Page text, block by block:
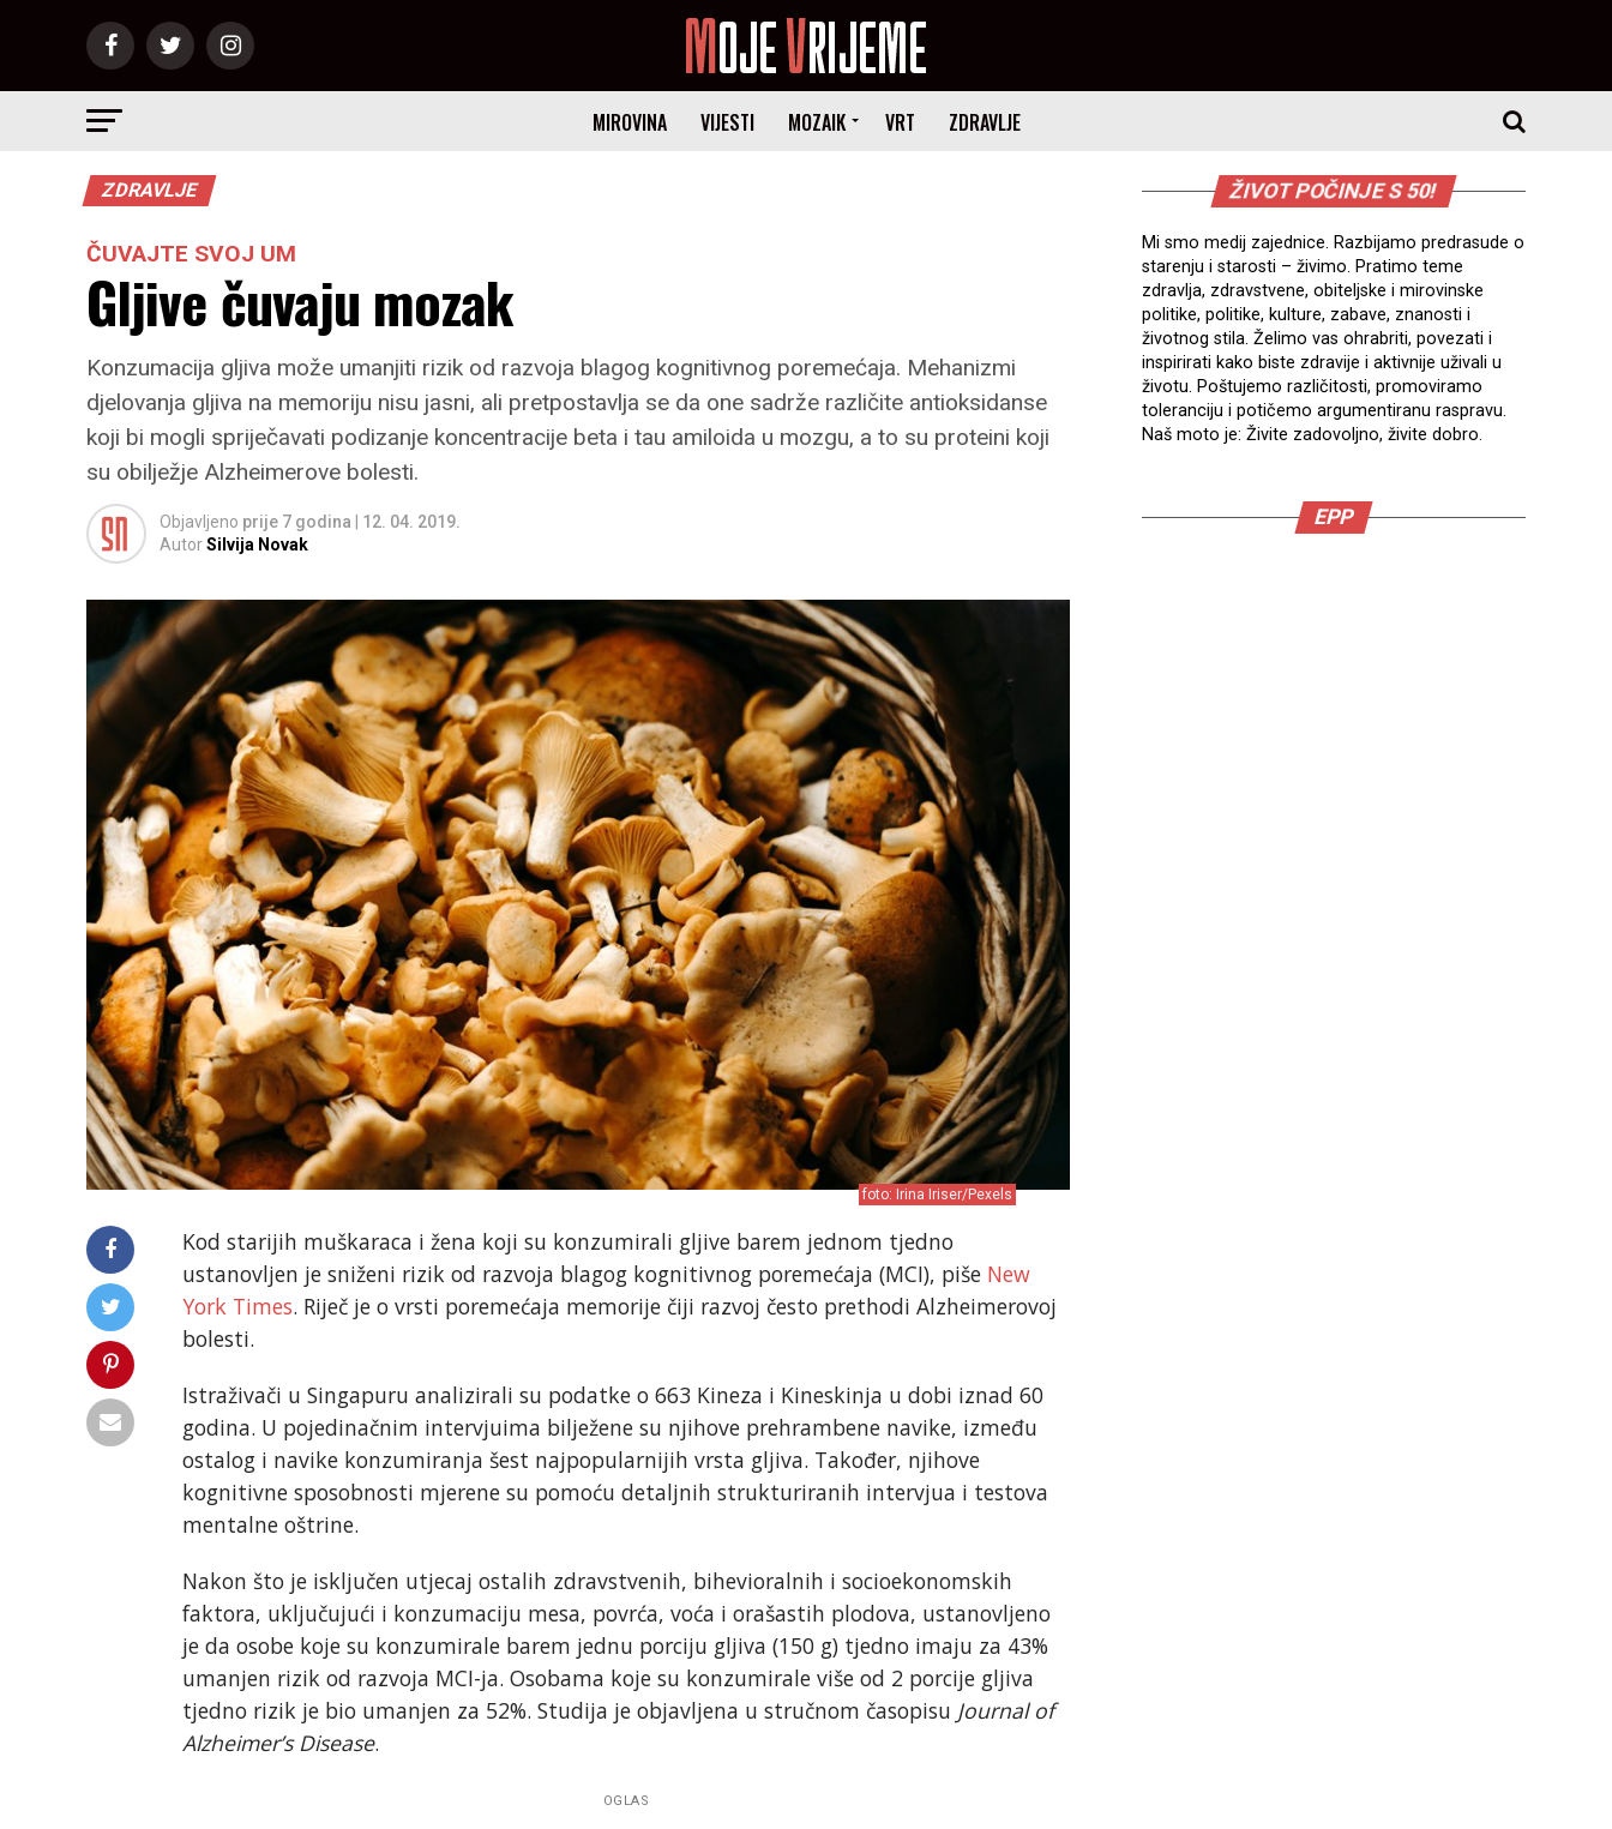
MIROVINA VIJESTI MOZAIK VRT ZDRAVLJE
ZDRAVLJE
ČUVAJTE SVOJ UM
Gljive čuvaju mozak
Konzumacija gljiva može umanjiti rizik od razvoja blagog kognitivnog poremećaja. Mehanizmi
djelovanja gljiva na memoriju nisu jasni, ali pretpostavlja se da one sadrže različite antioksidanse
koji bi mogli spriječavati podizanje koncentracije beta i tau amiloida u mozgu, a to su proteini koji
su obilježje Alzheimerove bolesti.
Objavljeno prije 7 godina
12. 04. 2019.
AutorSilvija Novak
foto: Irina Iriser/Pexels
Kod starijih muškaraca i žena koji su konzumirali gljive barem jednom tjedno
ustanovljen je sniženi rizik od razvoja blagog kognitivnog poremećaja (MCI), piše New
York Times. Riječ je o vrsti poremećaja memorije čiji razvoj često prethodi Alzheimerovoj
bolesti.
Istraživači u Singapuru analizirali su podatke o 663 Kineza i Kineskinja u dobi iznad 60
godina. U pojedinačnim intervjuima bilježene su njihove prehrambene navike, između
ostalog i navike konzumiranja šest najpopularnijih vrsta gljiva. Također, njihove
kognitivne sposobnosti mjerene su pomoću detaljnih strukturiranih intervjua i testova
mentalne oštrine.
Nakon što je isključen utjecaj ostalih zdravstvenih, bihevioralnih i socioekonomskih
faktora, uključujući i konzumaciju mesa, povrća, voća i orašastih plodova, ustanovljeno
je da osobe koje su konzumirale barem jednu porciju gljiva (150 g) tjedno imaju za 43%
umanjen rizik od razvoja MCI-ja. Osobama koje su konzumirale više od 2 porcije gljiva
tjedno rizik je bio umanjen za 52%. Studija je objavljena u stručnom časopisu Journal of
Alzheimer’s Disease.
OGLAS
ŽIVOT POČINJE S 50!
Mi smo medij zajednice. Razbijamo predrasude o
starenju i starosti – živimo. Pratimo teme
zdravlja, zdravstvene, obiteljske i mirovinske
politike, politike, kulture, zabave, znanosti i
životnog stila. Želimo vas ohrabriti, povezati i
inspirirati kako biste zdravije i aktivnije uživali u
životu. Poštujemo različitosti, promoviramo
toleranciju i potičemo argumentiranu raspravu.
Naš moto je: Živite zadovoljno, živite dobro.
EPP